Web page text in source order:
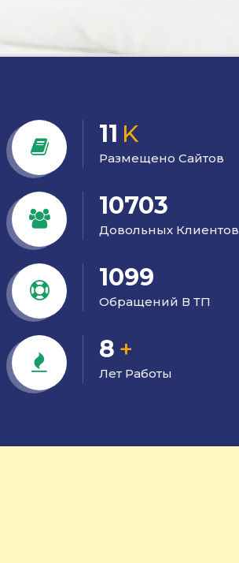
11 K
Размещено Сайтов
10703
Довольных Клиентов
1099
Обращений В ТП
8 +
Лет Работы